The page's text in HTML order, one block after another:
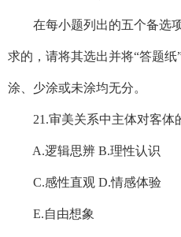
在每小题列出的五个备选项
求的，请将其选出并将“答题
涂、少涂或未涂均无分。
21.审美关系中主体对客体
A.逻辑思辨 B.理性认识
C.感性直观 D.情感体验
E.自由想象